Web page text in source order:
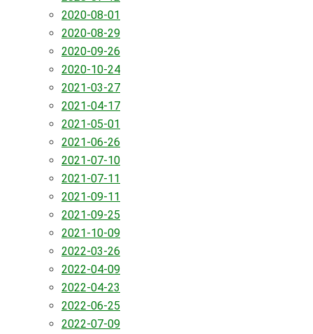
2020-08-01
2020-08-29
2020-09-26
2020-10-24
2021-03-27
2021-04-17
2021-05-01
2021-06-26
2021-07-10
2021-07-11
2021-09-11
2021-09-25
2021-10-09
2022-03-26
2022-04-09
2022-04-23
2022-06-25
2022-07-09